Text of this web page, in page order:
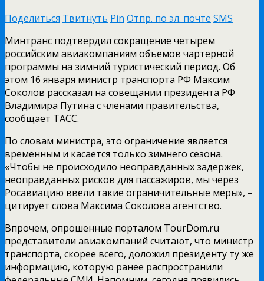
Поделиться Твитнуть Pin Отпр. по эл. почте SMS
Минтранс подтвердил сокращение четырем
российским авиакомпаниям объемов чартерной
программы на зимний туристический период. Об
этом 16 января министр транспорта РФ Максим
Соколов рассказал на совещании президента РФ
Владимира Путина с членами правительства,
сообщает ТАСС.
По словам министра, это ограничение является
временным и касается только зимнего сезона.
«Чтобы не происходило неоправданных задержек,
неоправданных рисков для пассажиров, мы через
Росавиацию ввели такие ограничительные меры», –
цитирует слова Максима Соколова агентство.
Впрочем, опрошенные порталом TourDom.ru
представители авиакомпаний считают, что министр
транспорта, скорее всего, доложил президенту ту же
информацию, которую ранее распространили